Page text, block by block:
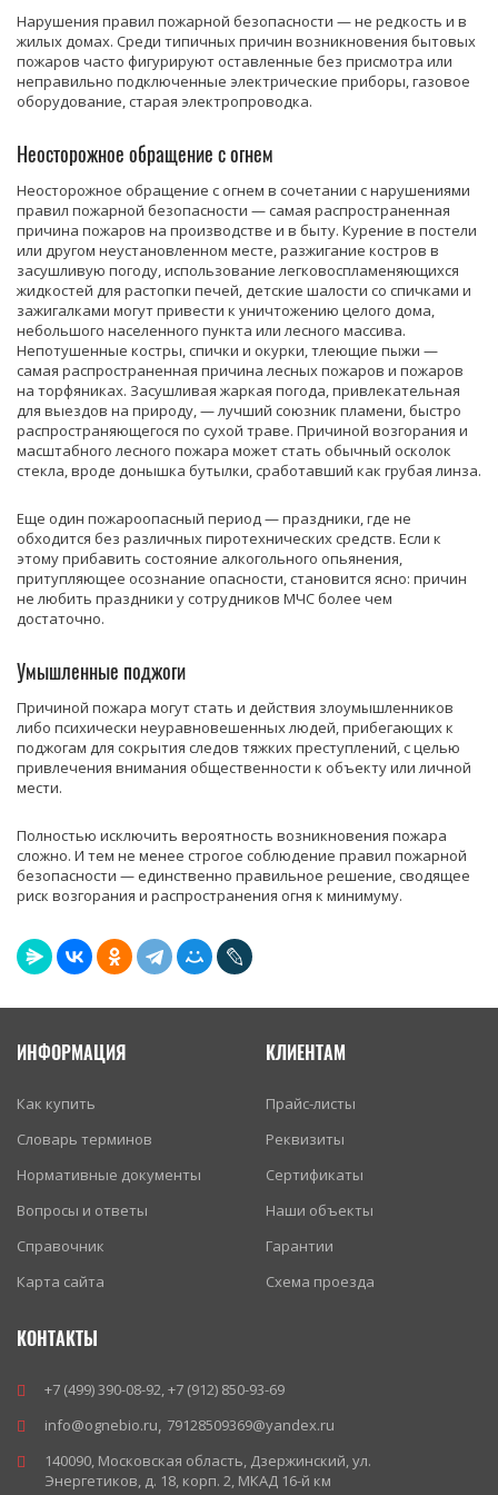
Нарушения правил пожарной безопасности — не редкость и в
жилых домах. Среди типичных причин возникновения бытовых
пожаров часто фигурируют оставленные без присмотра или
неправильно подключенные электрические приборы, газовое
оборудование, старая электропроводка.
Неосторожное обращение с огнем
Неосторожное обращение с огнем в сочетании с нарушениями
правил пожарной безопасности — самая распространенная
причина пожаров на производстве и в быту. Курение в постели
или другом неустановленном месте, разжигание костров в
засушливую погоду, использование легковоспламеняющихся
жидкостей для растопки печей, детские шалости со спичками и
зажигалками могут привести к уничтожению целого дома,
небольшого населенного пункта или лесного массива.
Непотушенные костры, спички и окурки, тлеющие пыжи —
самая распространенная причина лесных пожаров и пожаров
на торфяниках. Засушливая жаркая погода, привлекательная
для выездов на природу, — лучший союзник пламени, быстро
распространяющегося по сухой траве. Причиной возгорания и
масштабного лесного пожара может стать обычный осколок
стекла, вроде донышка бутылки, сработавший как грубая линза.
Еще один пожароопасный период — праздники, где не
обходится без различных пиротехнических средств. Если к
этому прибавить состояние алкогольного опьянения,
притупляющее осознание опасности, становится ясно: причин
не любить праздники у сотрудников МЧС более чем
достаточно.
Умышленные поджоги
Причиной пожара могут стать и действия злоумышленников
либо психически неуравновешенных людей, прибегающих к
поджогам для сокрытия следов тяжких преступлений, с целью
привлечения внимания общественности к объекту или личной
мести.
Полностью исключить вероятность возникновения пожара
сложно. И тем не менее строгое соблюдение правил пожарной
безопасности — единственно правильное решение, сводящее
риск возгорания и распространения огня к минимуму.
ИНФОРМАЦИЯ
Как купить
Словарь терминов
Нормативные документы
Вопросы и ответы
Справочник
Карта сайта
КЛИЕНТАМ
Прайс-листы
Реквизиты
Сертификаты
Наши объекты
Гарантии
Схема проезда
КОНТАКТЫ
+7 (499) 390-08-92,+7 (912) 850-93-69
info@ognebio.ru, 79128509369@yandex.ru
140090, Московская область, Дзержинский,ул.
Энергетиков, д. 18, корп. 2, МКАД 16-й км